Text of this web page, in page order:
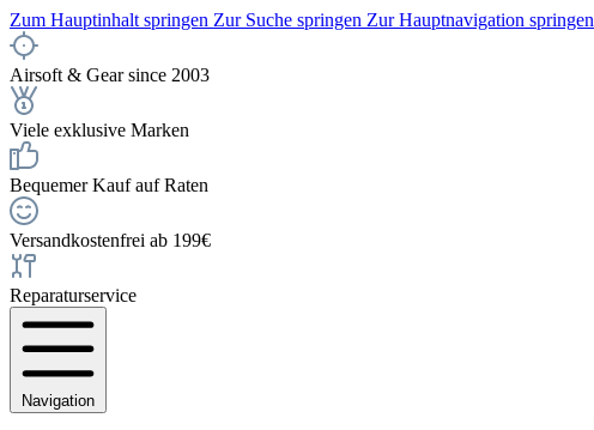
Zum Hauptinhalt springen Zur Suche springen Zur Hauptnavigation springen
Airsoft & Gear since 2003
Viele exklusive Marken
Bequemer Kauf auf Raten
Versandkostenfrei ab 199€
Reparaturservice
Navigation